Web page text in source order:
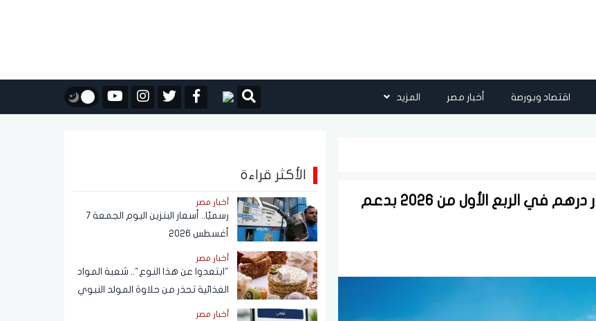
اقتصاد وبورصة أخبار مصر المزيد
الناتج المحلي لإمارة دبي يسجل 232 مليار درهم في الربع الأول من 2026 بدعم
الأكثر قراءة
أخبار مصر
رسميًا.. أسعار البنزين اليوم الجمعة 7
أغسطس 2026
أخبار مصر
"ابتعدوا عن هذا النوع".. شعبة المواد
الغذائية تحذر من حلاوة المولد النبوي
أخبار مصر